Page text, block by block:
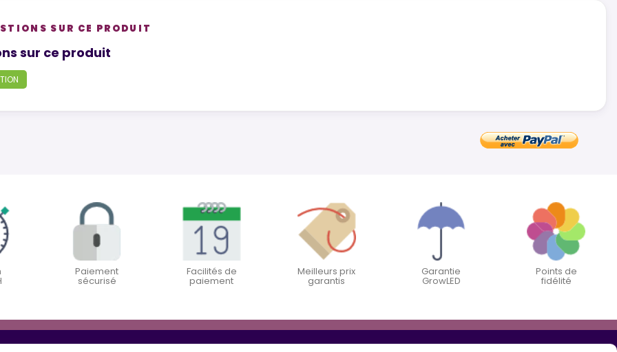
SUR CE PRODUIT
sur ce produit
Paiement
sécurisé
Facilités de
paiement
Meilleurs prix
garantis
Garantie
GrowLED
Points de
fidélité